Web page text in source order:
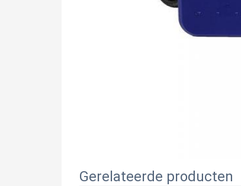
Gerelateerde producten